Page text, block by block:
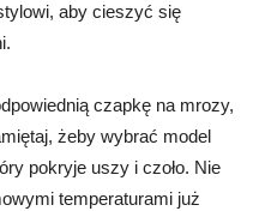
aby cieszyć się
czapkę na mrozy,
żeby wybrać model
pokryje uszy i czoło. Nie
temperaturami już